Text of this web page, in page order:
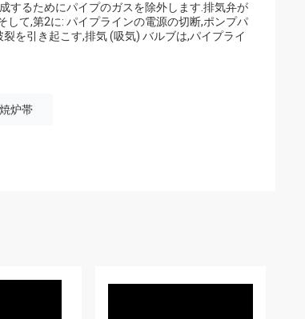
するためにパイプのガスを除外します.排気弁が
て,第2に: パイプラインの電源の切断,ポンプパ
を引き起こす,排気 (吸気) バルブは,パイプライ
炉帯